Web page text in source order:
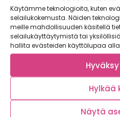
Käytämme teknologioita, kuten
selailukokemusta. Näiden
meille mahdollisuuden käsitellä
selailukäyttäytymistä tai
hallita evästeiden käyttölupaa
Hylkää
Näytä
pehmeäksi ja pannulla
lämmin lisäke.
Palsternakka on helppo
ja eri valmistustapoja
Kulutusta lisäämällä
tulevaisuudessa löydämme
varmasti paremmin myös
kotimaamme oloihin, joten
juurekselle sen ansaitsema